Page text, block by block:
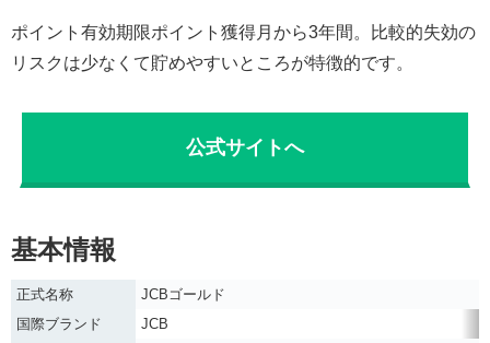
ポイント有効期限ポイント獲得月から3年間。比較的失効の
リスクは少なくて貯めやすいところが特徴的です。
公式サイトへ
基本情報
正式名称
JCBゴールド
国際ブランド
JCB